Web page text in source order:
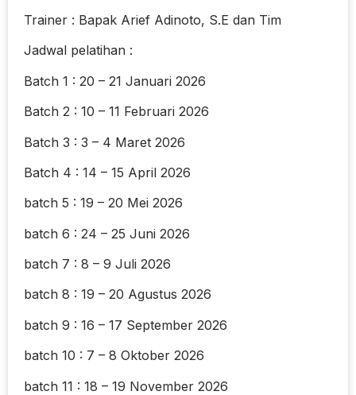
Trainer : Bapak Arief Adinoto, S.E dan Tim
Jadwal pelatihan :
Batch 1 : 20 – 21 Januari 2026
Batch 2 : 10 – 11 Februari 2026
Batch 3 : 3 – 4 Maret 2026
Batch 4 : 14 – 15 April 2026
batch 5 : 19 – 20 Mei 2026
batch 6 : 24 – 25 Juni 2026
batch 7 : 8 – 9 Juli 2026
batch 8 : 19 – 20 Agustus 2026
batch 9 : 16 – 17 September 2026
batch 10 : 7 – 8 Oktober 2026
batch 11 : 18 – 19 November 2026